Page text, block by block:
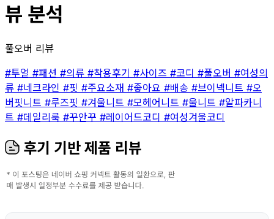
뷰 분석
풀오버 리뷰
#투얼 #패션 #의류 #착용후기 #사이즈 #코디 #풀오버 #여성의
류 #네크라인 #핏 #주요소재 #좋아요 #배송 #브이넥니트 #오
버핏니트 #루즈핏 #겨울니트 #모헤어니트 #울니트 #알파카니
트 #데일리룩 #꾸안꾸 #레이어드코디 #여성겨울코디
후기 기반 제품 리뷰